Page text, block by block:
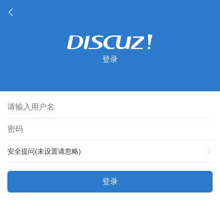
登录
安全提问(未设置请忽略)
登录